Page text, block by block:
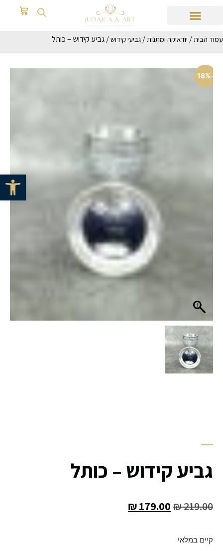
פתח
עמוד הבית/ יודאיקה ומתנות/ גביעי קידוש/ גביע קידוש – כותל
-18%
גביע קידוש – כותל
₪219.00
₪179.00
קיים במלאי